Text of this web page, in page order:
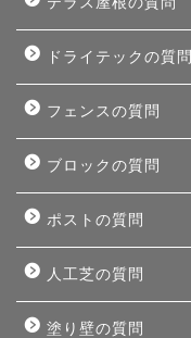
ドライテックの質問
フェンスの質問
ブロックの質問
ポストの質問
人工芝の質問
塗り壁の質問